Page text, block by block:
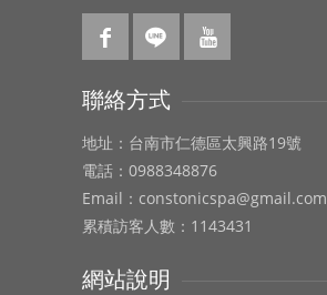
聯絡方式
地址：台南市仁德區太興路19號
電話：0988348876
Email：constonicspa@gmail.com
累積訪客人數：1143431
網站說明